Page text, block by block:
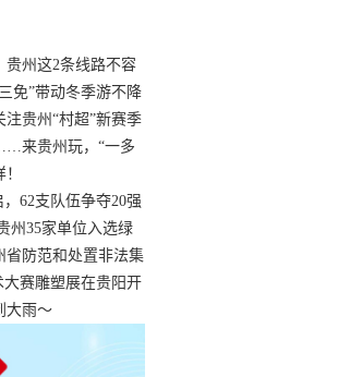
贵州这2条线路不容
免”带动冬季游不降
贵州“村超”新赛季
来贵州玩，“一多
62支队伍争夺20强
州35家单位入选绿
省防范和处置非法集
大赛雕塑展在贵阳开
大雨～